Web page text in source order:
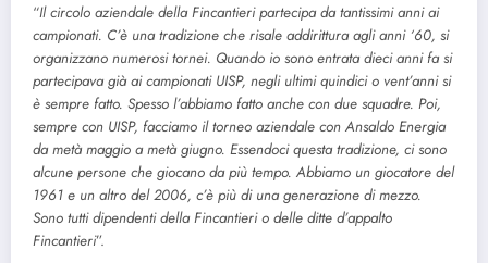
“Il circolo aziendale della Fincantieri partecipa da tantissimi anni ai
campionati. C’è una tradizione che risale addirittura agli anni ‘60, si
organizzano numerosi tornei. Quando io sono entrata dieci anni fa si
partecipava già ai campionati UISP, negli ultimi quindici o vent’anni si
è sempre fatto. Spesso l’abbiamo fatto anche con due squadre. Poi,
sempre con UISP, facciamo il torneo aziendale con Ansaldo Energia
da metà maggio a metà giugno. Essendoci questa tradizione, ci sono
alcune persone che giocano da più tempo. Abbiamo un giocatore del
1961 e un altro del 2006, c’è più di una generazione di mezzo.
Sono tutti dipendenti della Fincantieri o delle ditte d’appalto
Fincantieri”.